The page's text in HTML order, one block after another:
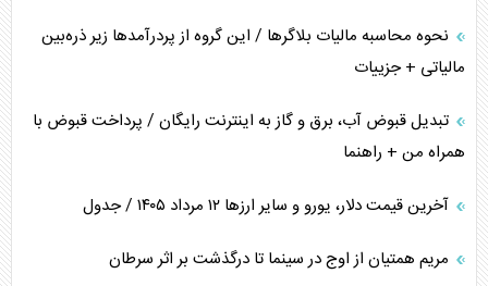
نحوه محاسبه مالیات بلاگر‌ها / این گروه از پردرآمد‌ها زیر ذره‌بین
مالیاتی + جزییات
تبدیل قبوض آب، برق و گاز به اینترنت رایگان / پرداخت قبوض با
همراه من + راهنما
آخرین قیمت دلار، یورو و سایر ارز‌ها ۱۲ مرداد ۱۴۰۵ / جدول
مریم همتیان از اوج در سینما تا درگذشت بر اثر سرطان